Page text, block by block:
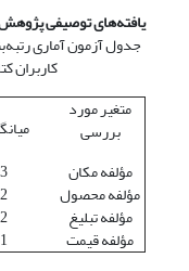
یافته‌های توصیفی
جدول آزمون آماری
کاربران
متغیر مورد
بررسی
مؤلفه مکان
مؤلفه محصول
مؤلفه تبلیغ
مؤلفه قیمت